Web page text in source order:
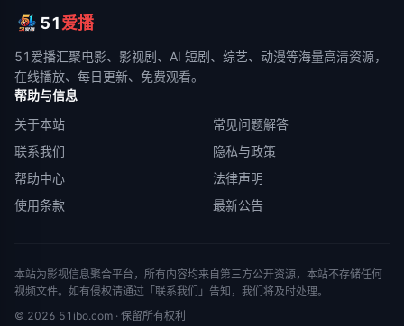
51爱播
51爱播汇聚电影、影视剧、AI 短剧、综艺、动漫等海量高清资源，
在线播放、每日更新、免费观看。
帮助与信息
关于本站
常见问题解答
联系我们
隐私与政策
帮助中心
法律声明
使用条款
最新公告
本站为影视信息聚合平台，所有内容均来自第三方公开资源，本站不存储任何
视频文件。如有侵权请通过「联系我们」告知，我们将及时处理。
© 2026 51ibo.com · 保留所有权利